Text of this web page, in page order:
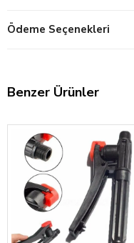
Ödeme Seçenekleri
Benzer Ürünler